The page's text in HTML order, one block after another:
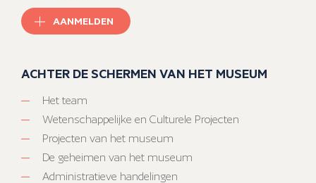
AANMELDEN
ACHTER DE SCHERMEN VAN HET MUSEUM
Het team
Wetenschappelijke en Culturele Projecten
Projecten van het museum
De geheimen van het museum
Administratieve handelingen